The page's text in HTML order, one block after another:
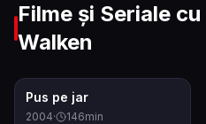
Filme și Seriale cu
Walken
Pus pe jar
2004· 146min